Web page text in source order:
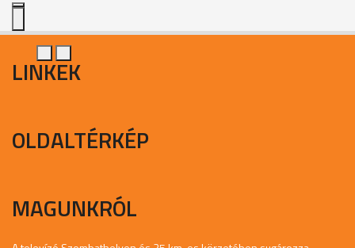
LINKEK
OLDALTÉRKÉP
MAGUNKRÓL